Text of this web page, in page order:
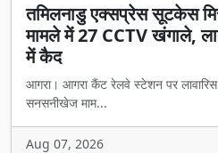
तमिलनाडु एक्सप्रेस सूटकेस
मामले में 27 CCTV खंगाले,
में कैद
आगरा। आगरा कैंट रेलवे स्टेशन पर
सनसनीखेज माम...
Aug 07, 2026